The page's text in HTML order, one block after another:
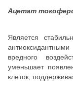
Ацетат
Является
вредного
уменьшает
клеток,